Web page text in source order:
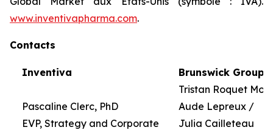
www.inventivapharma.com.
Contacts
Inventiva
Pascaline Clerc, PhD
EVP, Strategy and Corporate
Brunswick Group
Tristan Roquet
Aude Lepreux /
Julia Cailleteau